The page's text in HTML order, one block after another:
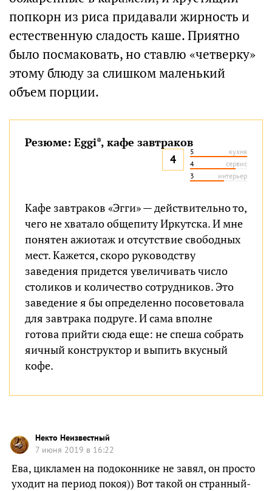
попкорн из риса придавали жирность и
естественную сладость каше. Приятно
было посмаковать, но ставлю «четверку»
этому блюду за слишком маленький
объем порции.
Резюме: Eggi*, кафе завтраков
4
5
кухня
4
сервис
3
интерьер
Кафе завтраков «Эгги» — действительно то,
чего не хватало общепиту Иркутска. И мне
понятен ажиотаж и отсутствие свободных
мест. Кажется, скоро руководству
заведения придется увеличивать число
столиков и количество сотрудников. Это
заведение я бы определенно посоветовала
для завтрака подруге. И сама вполне
готова прийти сюда еще: не спеша собрать
яичный конструктор и выпить вкусный
кофе.
Некто Неизвестный
7 июня 2019 в 16:22
Ева, цикламен на подоконнике не завял, он просто
уходит на период покоя)) Вот такой он странный-